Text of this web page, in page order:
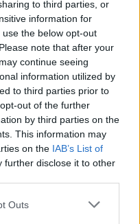
to third parties, or
information for
the below opt-out
note that after your
continue seeing
information utilized by
to third parties prior to
out of the further
by third parties on the
This information may
on the IAB’s List of
further disclose it to other
Outs
a été vue 1362 fois depuis
09/04/ Copier
sur le
sociaux: